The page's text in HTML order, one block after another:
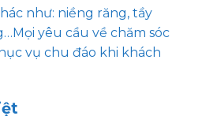
như: niềng răng, tầy
yêu cầu về chăm sóc
vụ chu đáo khi khách